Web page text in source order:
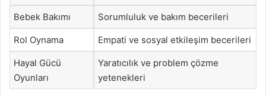
Bebek Bakımı Sorumluluk ve bakım becerileri
Rol Oynama Empati ve sosyal etkileşim becerileri
Hayal Gücü
Oyunları
Yaratıcılık ve problem çözme
yetenekleri